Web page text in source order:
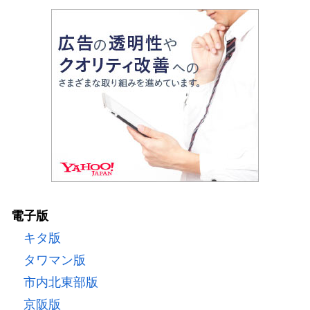
電子版
キタ版
タワマン版
市内北東部版
京阪版